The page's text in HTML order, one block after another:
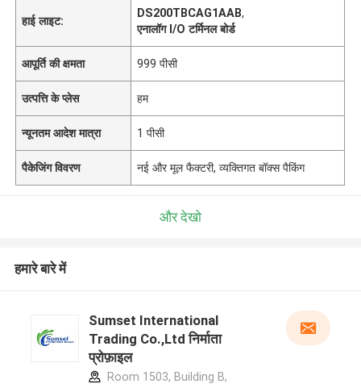
हाई लाइट:
DS200TBCAG1AAB,
एनालॉग I/O टर्मिनल बोर्ड
आपूर्ति की क्षमता 999 पीसी
उत्पत्ति के प्लेस हम
न्यूनतम आदेश मात्रा 1 पीसी
पैकेजिंग विवरण नई और मूल फैक्टरी, व्यक्तिगत बॉक्स पैकिंग
और देखो
हमारे बारे में
Sumset International
Trading Co.,Ltd निर्माता
प्रोफ़ाइल
Room 1503, Building B,